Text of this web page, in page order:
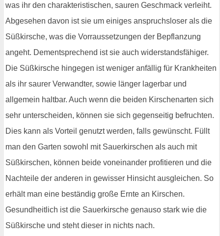
was ihr den charakteristischen, sauren Geschmack verleiht.
Abgesehen davon ist sie um einiges anspruchsloser als die
Süßkirsche, was die Vorraussetzungen der Bepflanzung
angeht. Dementsprechend ist sie auch widerstandsfähiger.
Die Süßkirsche hingegen ist weniger anfällig für Krankheiten
als ihr saurer Verwandter, sowie länger lagerbar und
allgemein haltbar. Auch wenn die beiden Kirschenarten sich
sehr unterscheiden, können sie sich gegenseitig befruchten.
Dies kann als Vorteil genutzt werden, falls gewünscht. Füllt
man den Garten sowohl mit Sauerkirschen als auch mit
Süßkirschen, können beide voneinander profitieren und die
Nachteile der anderen in gewisser Hinsicht ausgleichen. So
erhält man eine beständig große Ernte an Kirschen.
Gesundheitlich ist die Sauerkirsche genauso stark wie die
Süßkirsche und steht dieser in nichts nach.